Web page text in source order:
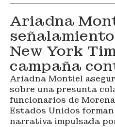
Ariadna
New York
campaña
Ariadna Montiel
sobre una presunta
funcionarios de
Estados Unidos
narrativa impulsada